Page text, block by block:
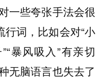
一些夸张手法会很
行词，比如会对“小
暴风吸入”有亲切
无脑语言也失去了